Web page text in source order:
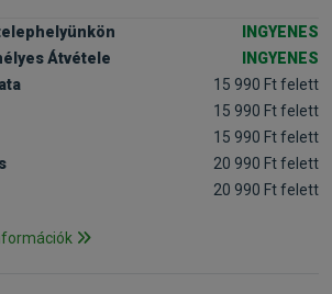
INGYENES
Átvétele
INGYENES
15 990 Ft felett
15 990 Ft felett
15 990 Ft felett
20 990 Ft felett
20 990 Ft felett